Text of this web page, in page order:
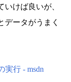
けば良いが、
データがうまく
実行 - msdn